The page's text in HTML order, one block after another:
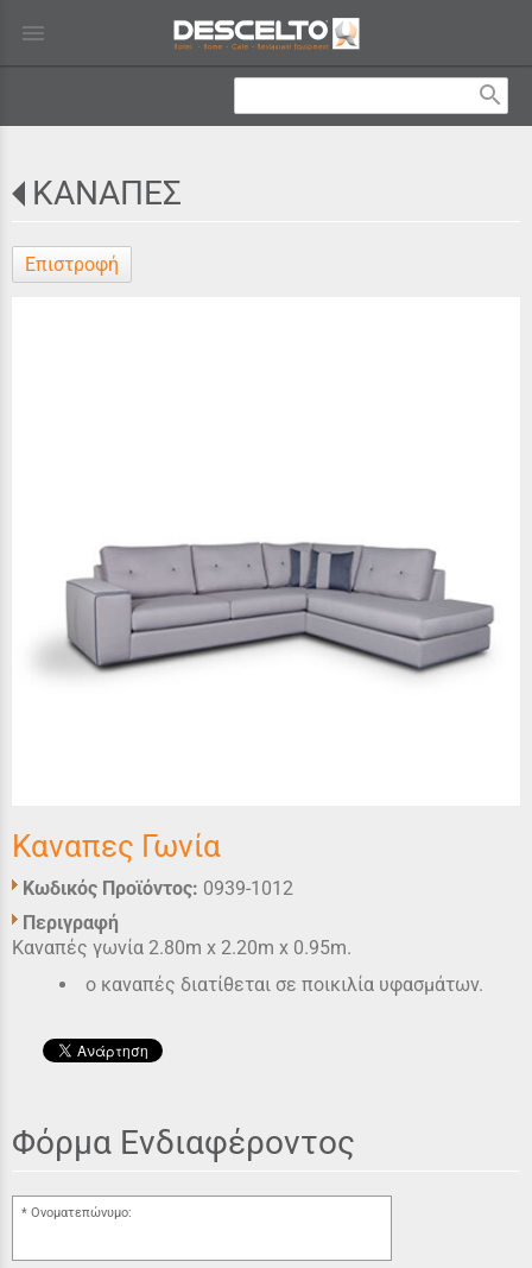
menu
search
ΚΑΝΑΠΕΣ
Επιστροφή
Καναπες Γωνία
Κωδικός Προϊόντος: 0939-1012
Περιγραφή
Καναπές γωνία 2.80m x 2.20m x 0.95m.
ο καναπές διατίθεται σε ποικιλία υφασμάτων.
Φόρμα Ενδιαφέροντος
Ονοματεπώνυμο: